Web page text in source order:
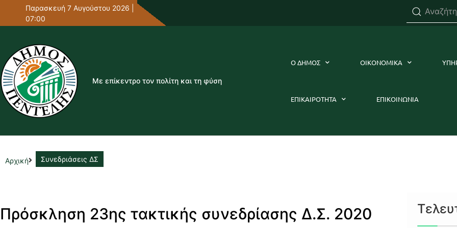
Παρασκευή 7 Αυγούστου 2026 |
07:00
Με επίκεντρο τον πολίτη και τη φύση
Ο ΔΗΜΟΣ ΟΙΚΟΝΟΜΙΚΑ
ΕΠΙΚΑΙΡΟΤΗΤΑ ΕΠΙΚΟΙΝΩΝΙΑ
Αρχική Συνεδριάσεις ΔΣ
Πρόσκληση 23ης τακτικής συνεδρίασης Δ.Σ. 2020